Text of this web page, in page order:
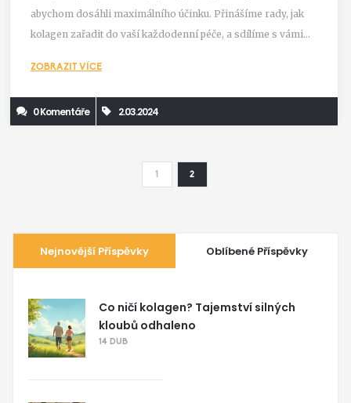
abychom dosáhli maximálního účinku. Přinášíme rady, jak
kolagen zařadit do vaší každodenní péče, a sdílíme s vámi
potřeby.
ZOBRAZIT VÍCE
0 Komentáře 2.03.2024
1 2
Nejnovější Příspěvky Oblíbené Příspěvky
Co ničí kolagen? Tajemství silných
kloubů odhaleno
14 DUB